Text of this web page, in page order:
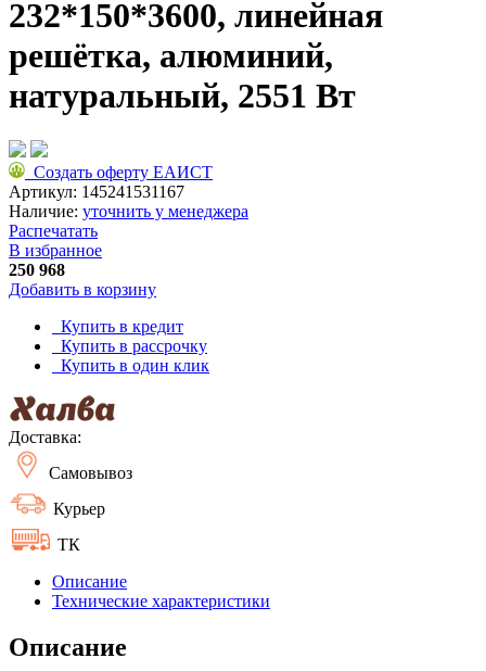
232*150*3600, линейная
решётка, алюминий,
натуральный, 2551 Вт
Создать оферту ЕАИСТ
Артикул: 145241531167
Наличие: уточнить у менеджера
Распечатать
В избранное
250 968
Добавить в корзину
Купить в кредит
Купить в рассрочку
Купить в один клик
Доставка:
Самовывоз
Курьер
ТК
Описание
Технические характеристики
Описание